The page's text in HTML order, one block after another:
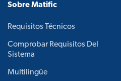
Sobre Matific
Requisitos Técnicos
Comprobar Requisitos Del
Sistema
Multilingüe